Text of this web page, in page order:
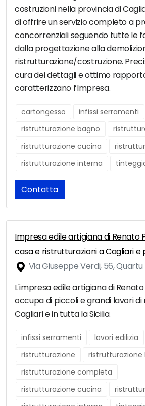
costruzioni nella provincia di
di offrire un servizio completo a
concorrenziali seguendo tutte le
dalla progettazione alla
ristrutturazione/costruzione.
cura dei dettagli e ottimo
caratterizzano l’Impresa.
cartongesso infissi serramenti
ristrutturazione bagno
ristrutturazione cucina
ristrutturazione interna
Contatta
Impresa edile artigiana di Renato
casa e ristrutturazioni a Cagliari e
Via Giuseppe Verdi, 56,
L'impresa edile artigiana di Renato
occupa di piccoli e grandi lavori
Cagliari e in tutta la Sicilia.
infissi serramenti lavori edilizia
ristrutturazione
ristrutturazione
ristrutturazione completa
ristrutturazione cucina